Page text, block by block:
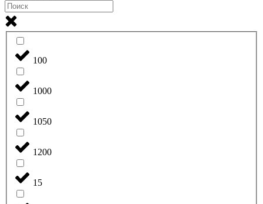
100
1000
1050
1200
15